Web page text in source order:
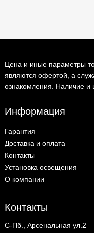
Цена и иные параметры
являются офертой, а
ознакомления. Наличие и
Информация
Гарантия
Доставка и оплата
Контакты
Установка освещения
О компании
Контакты
С-Пб., Арсенальная ул.2